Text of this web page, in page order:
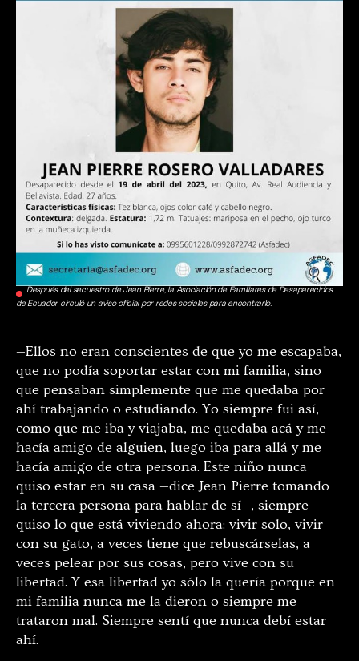
Después del secuestro de Jean Pierre, la Asociación de Familiares de Desaparecidos
de Ecuador circuló un aviso oficial por redes sociales para encontrarlo.
—Ellos no eran conscientes de que yo me escapaba,
que no podía soportar estar con mi familia, sino
que pensaban simplemente que me quedaba por
ahí trabajando o estudiando. Yo siempre fui así,
como que me iba y viajaba, me quedaba acá y me
hacía amigo de alguien, luego iba para allá y me
hacía amigo de otra persona. Este niño nunca
quiso estar en su casa —dice Jean Pierre tomando
la tercera persona para hablar de sí—, siempre
quiso lo que está viviendo ahora: vivir solo, vivir
con su gato, a veces tiene que rebuscárselas, a
veces pelear por sus cosas, pero vive con su
libertad. Y esa libertad yo sólo la quería porque en
mi familia nunca me la dieron o siempre me
trataron mal. Siempre sentí que nunca debí estar
ahí.